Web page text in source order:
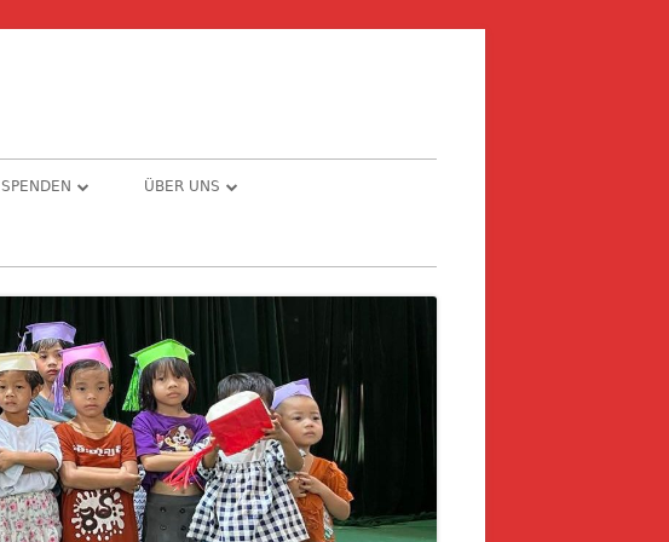
SPENDEN
ALS KIRCHENGEMEINDE
HINTERGRUNDINFORMATIONEN
ÜBER UNS